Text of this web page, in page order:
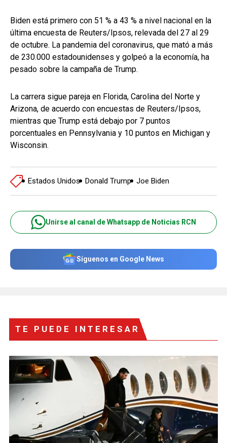
Biden está primero con 51 % a 43 % a nivel nacional en la
última encuesta de Reuters/Ipsos, relevada del 27 al 29
de octubre. La pandemia del coronavirus, que mató a más
de 230.000 estadounidenses y golpeó a la economía, ha
pesado sobre la campaña de Trump.
La carrera sigue pareja en Florida, Carolina del Norte y
Arizona, de acuerdo con encuestas de Reuters/Ipsos,
mientras que Trump está debajo por 7 puntos
porcentuales en Pennsylvania y 10 puntos en Michigan y
Wisconsin.
Estados Unidos Donald Trump Joe Biden
Unirse al canal de Whatsapp de Noticias RCN
Síguenos en Google News
TE PUEDE INTERESAR